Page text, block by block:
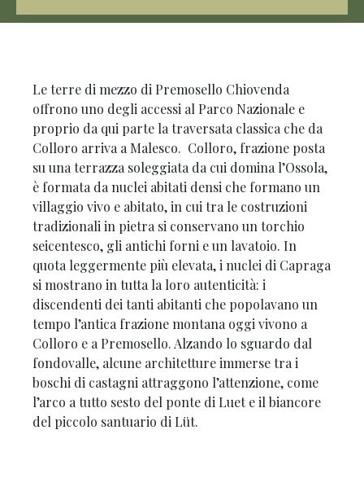
Le terre di mezzo di Premosello Chiovenda
offrono uno degli accessi al Parco Nazionale e
proprio da qui parte la traversata classica che da
Colloro arriva a Malesco. Colloro, frazione posta
su una terrazza soleggiata da cui domina l’Ossola,
è formata da nuclei abitati densi che formano un
villaggio vivo e abitato, in cui tra le costruzioni
tradizionali in pietra si conservano un torchio
seicentesco, gli antichi forni e un lavatoio. In
quota leggermente più elevata, i nuclei di Capraga
si mostrano in tutta la loro autenticità: i
discendenti dei tanti abitanti che popolavano un
tempo l’antica frazione montana oggi vivono a
Colloro e a Premosello. Alzando lo sguardo dal
fondovalle, alcune architetture immerse tra i
boschi di castagni attraggono l’attenzione, come
l’arco a tutto sesto del ponte di Luet e il biancore
del piccolo santuario di Lüt.